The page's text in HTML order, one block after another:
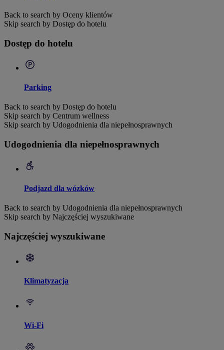
Back to search by Oceny klientów
Skip search by Dostęp do hotelu
Dostęp do hotelu
Parking
Back to search by Dostęp do hotelu
Skip search by Centrum wellness
Skip search by Udogodnienia dla niepełnosprawnych
Udogodnienia dla niepełnosprawnych
Podjazd dla wózków
Back to search by Udogodnienia dla niepełnosprawnych
Skip search by Najczęściej wyszukiwane
Najczęściej wyszukiwane
Klimatyzacja
Wi-Fi